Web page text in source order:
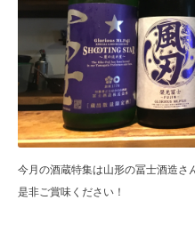
今月の酒蔵特集は山形の冨士酒造さ
是非ご賞味ください！